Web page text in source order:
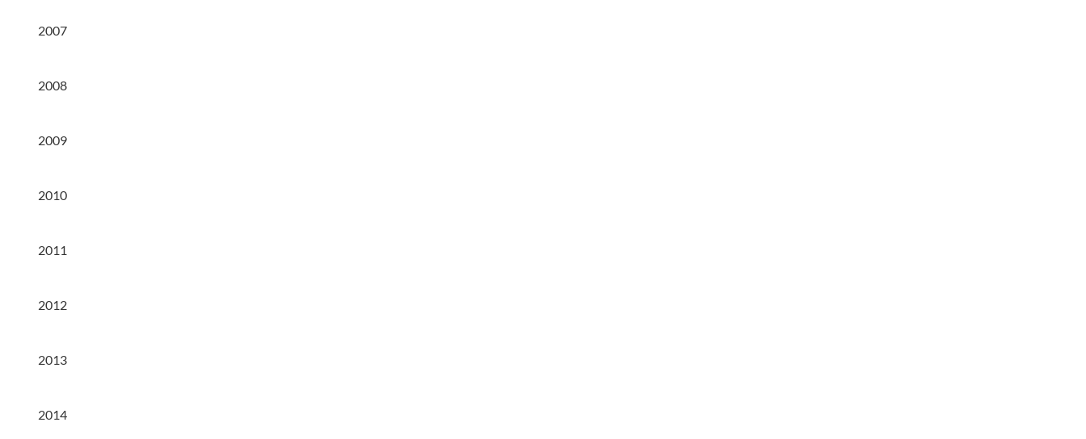
2007
2008
2009
2010
2011
2012
2013
2014